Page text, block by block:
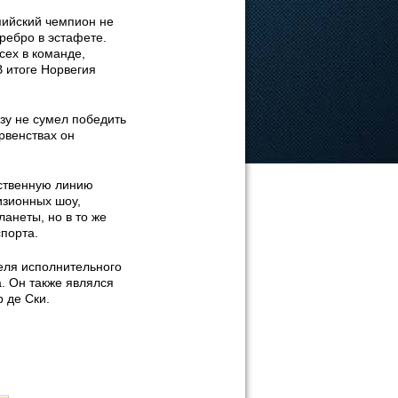
чемпион не
в эстафете.
в команде,
Норвегия
не сумел победить
он
линию
шоу,
но в то же
исполнительного
Он также являлся
де Ски.